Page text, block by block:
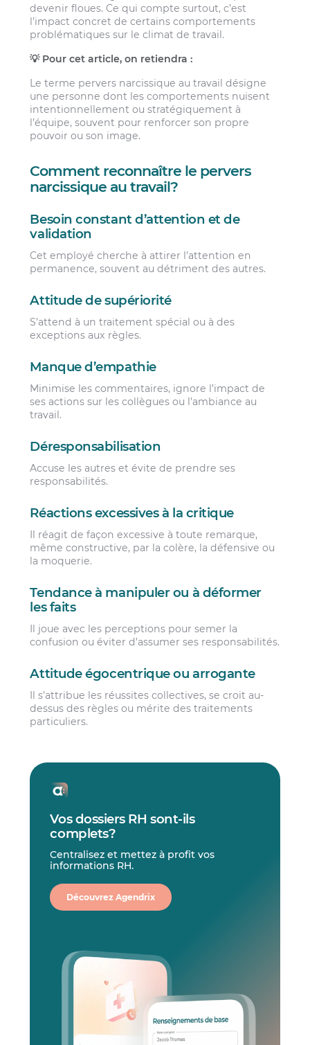
devenir floues. Ce qui compte surtout, c’est
l’impact concret de certains comportements
problématiques sur le climat de travail.
💡 Pour cet article, on retiendra :
Le terme pervers narcissique au travail désigne
une personne dont les comportements nuisent
intentionnellement ou stratégiquement à
l’équipe, souvent pour renforcer son propre
pouvoir ou son image.
Comment reconnaître le pervers
narcissique au travail?
Besoin constant d’attention et de
validation
Cet employé cherche à attirer l’attention en
permanence, souvent au détriment des autres.
Attitude de supériorité
S’attend à un traitement spécial ou à des
exceptions aux règles.
Manque d’empathie
Minimise les commentaires, ignore l’impact de
ses actions sur les collègues ou l’ambiance au
travail.
Déresponsabilisation
Accuse les autres et évite de prendre ses
responsabilités.
Réactions excessives à la critique
Il réagit de façon excessive à toute remarque,
même constructive, par la colère, la défensive ou
la moquerie.
Tendance à manipuler ou à déformer
les faits
Il joue avec les perceptions pour semer la
confusion ou éviter d’assumer ses responsabilités.
Attitude égocentrique ou arrogante
Il s’attribue les réussites collectives, se croit au-
dessus des règles ou mérite des traitements
particuliers.
Vos dossiers RH sont-ils
complets?
Centralisez et mettez à profit vos
informations RH.
Découvrez Agendrix